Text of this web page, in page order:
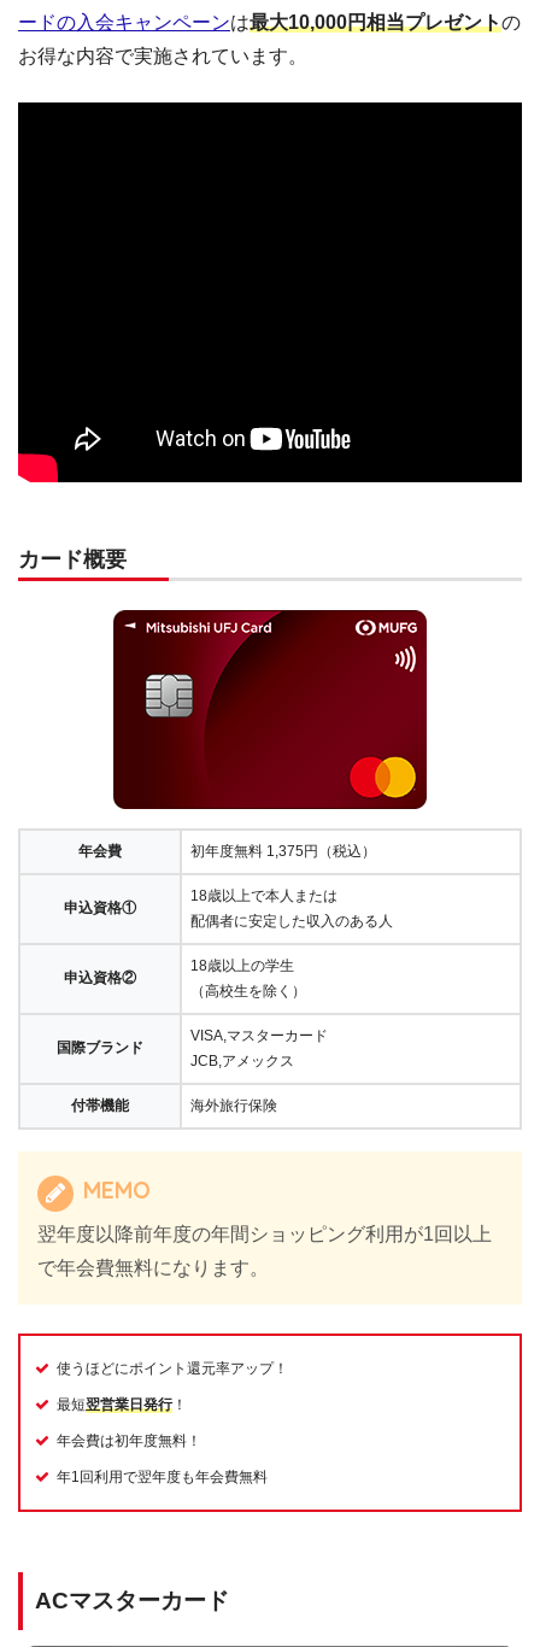
ードの入会キャンペーンは最大10,000円相当プレゼントの
お得な内容で実施されています。
カード概要
年会費 初年度無料 1,375円（税込）
申込資格①
18歳以上で本人または
配偶者に安定した収入のある人
申込資格②
18歳以上の学生
（高校生を除く）
国際ブランド
VISA,マスターカード
JCB,アメックス
付帯機能 海外旅行保険
MEMO
翌年度以降前年度の年間ショッピング利用が1回以上
で年会費無料になります。
使うほどにポイント還元率アップ！
最短翌営業日発行！
年会費は初年度無料！
年1回利用で翌年度も年会費無料
ACマスターカード